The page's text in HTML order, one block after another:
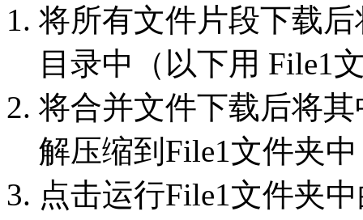
将所有文件片段下载
目录中（以下用 File1
将合并文件下载后将其
解压缩到File1文件夹
点击运行File1文件夹